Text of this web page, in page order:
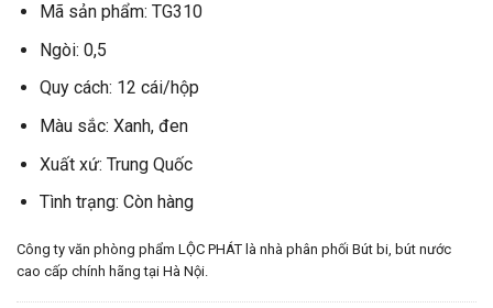
Mã sản phẩm: TG310
Ngòi: 0,5
Quy cách: 12 cái/hộp
Màu sắc: Xanh, đen
Xuất xứ: Trung Quốc
Tình trạng: Còn hàng
Công ty văn phòng phẩm LỘC PHÁT là nhà phân phối Bút bi, bút nước
cao cấp chính hãng tại Hà Nội.